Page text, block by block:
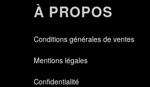
À PROPOS
Conditions générales de ventes
Mentions légales
Confidentialité